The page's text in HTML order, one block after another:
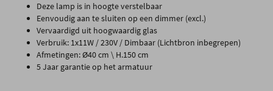
Deze lamp is in hoogte verstelbaar
Eenvoudig aan te sluiten op een dimmer (excl.)
Vervaardigd uit hoogwaardig glas
Verbruik: 1x11W / 230V / Dimbaar (Lichtbron inbegrepen)
Afmetingen: Ø40 cm \ H.150 cm
5 Jaar garantie op het armatuur